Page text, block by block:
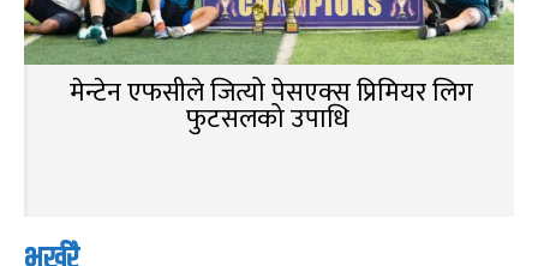
मेन्टेन एफसीले जित्यो पेसएक्स प्रिमियर लिग
फुटसलको उपाधि